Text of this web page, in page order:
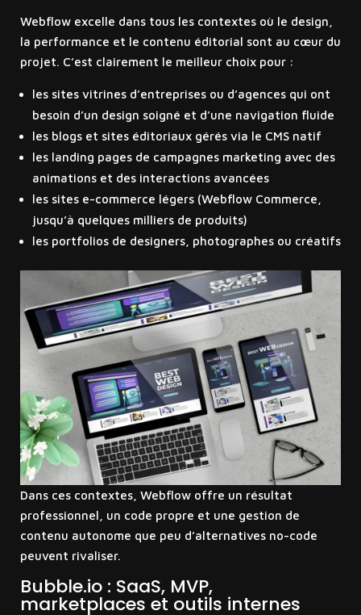
Webflow excelle dans tous les contextes où le design,
la performance et le contenu éditorial sont au cœur du
projet. C’est clairement le meilleur choix pour :
les sites vitrines d’entreprises ou d’agences qui ont
besoin d’un design soigné et d’une navigation fluide
les blogs et sites éditoriaux gérés via le CMS natif
les landing pages de campagnes marketing avec des
animations et des interactions avancées
les sites e-commerce légers (Webflow Commerce,
jusqu’à quelques milliers de produits)
les portfolios de designers, photographes ou créatifs
Dans ces contextes, Webflow offre un résultat
professionnel, un code propre et une gestion de
contenu autonome que peu d’alternatives no-code
peuvent rivaliser.
Bubble.io : SaaS, MVP,
marketplaces et outils internes